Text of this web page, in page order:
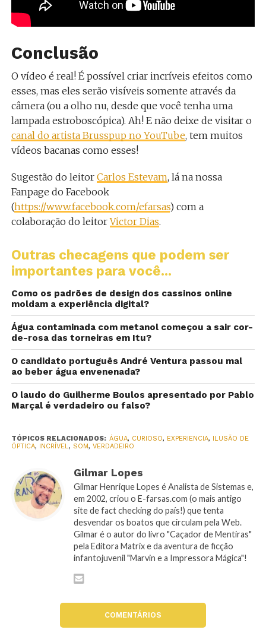
Conclusão
O vídeo é real! É possível criar incríveis efeitos como
esses, mas eles serão visíveis somente através da
câmera (ou a olho nu, desde que você tenha uma
lampada estroboscópica). Ah! E não deixe de visitar o
canal do artista Brusspup no YouTube, tem muitos
vídeos bacanas como esses!
Sugestão do leitor Carlos Estevam, lá na nossa
Fanpage do Facebook
(https://www.facebook.com/efarsas) com a
colaboração do leitorVictor Dias.
Outras checagens que podem ser
importantes para você...
Como os padrões de design dos cassinos online
moldam a experiência digital?
Água contaminada com metanol começou a sair cor-
de-rosa das torneiras em Itu?
O candidato português André Ventura passou mal
ao beber água envenenada?
O laudo do Guilherme Boulos apresentado por Pablo
Marçal é verdadeiro ou falso?
TÓPICOS RELACIONADOS: ÁGUA, CURIOSO, EXPERIENCIA,
ILUSÃO DE
ÓPTICA, INCRÍVEL, SOM, VERDADEIRO
Gilmar Lopes
Gilmar Henrique Lopes é Analista de Sistemas e,
em 2002, criou o E-farsas.com (o mais antigo
site de fact checking do país!) que tenta
desvendar os boatos que circulam pela Web.
Gilmar é o autor do livro "Caçador de Mentiras"
pela Editora Matrix e da aventura de ficção
infantojuvenil "Marvin e a Impressora Mágica"!
COMENTÁRIOS